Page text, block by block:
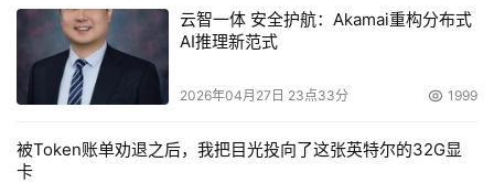
云智一体 安全护航：Akamai重构分布式
AI推理新范式
2026年04月27日 23点33分 1999
被Token账单劝退之后，我把目光投向了这张英特尔的32G显
卡